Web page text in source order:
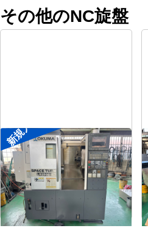
その他のNC旋盤
新規入荷
8″NC旋盤
メーカー オークマ
形 式LB2500EX
年 式